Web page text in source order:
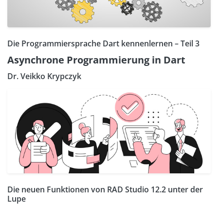
Die Programmiersprache Dart kennenlernen – Teil 3
Asynchrone Programmierung in Dart
Dr. Veikko Krypczyk
Die neuen Funktionen von RAD Studio 12.2 unter der
Lupe